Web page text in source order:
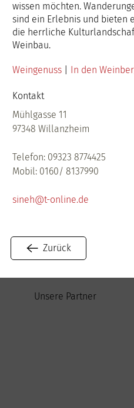
Kontakt
Mühlgasse 11
97348 Willanzheim
Telefon: 09323 8774425
Mobil: 0160/ 8137990
sineh@t-online.de
wissen möchten.
sind ein Erlebnis und bieten
die herrliche
Weinbau.
Weingenuss In den
Zurück
Unsere Partner